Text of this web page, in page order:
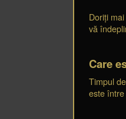
Doriți
vă
Care
Timpul
este